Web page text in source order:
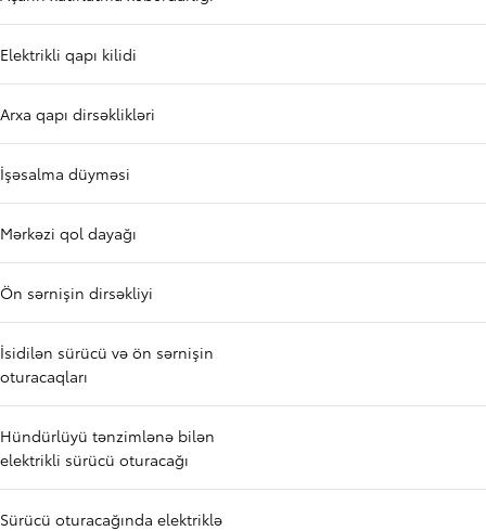
Elektrikli qapı kilidi
Arxa qapı dirsəklikləri
İşəsalma düyməsi
Mərkəzi qol dayağı
Ön sərnişin dirsəkliyi
İsidilən sürücü və ön sərnişin
oturacaqları
Hündürlüyü tənzimlənə bilən
elektrikli sürücü oturacağı
Sürücü oturacağında elektriklə